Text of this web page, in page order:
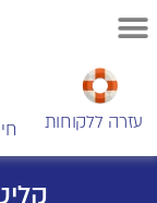
עזרה ללקוחות